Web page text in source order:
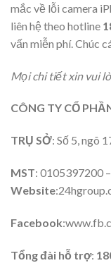
mắc về lỗi camera
liên hệ theo hotline
vấn miễn phí. Chúc
Mọi chi tiết xin vui
CÔNG TY CỔ
TRỤ SỞ: Số 5, ngõ
MST: 0105397200 –
Website:
Facebook:
Tổng đài hỗ trợ: